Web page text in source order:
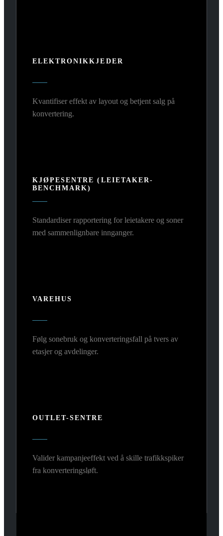
ELEKTRONIKKJEDER
Kvantifiser effekt av layout og betjent salg på
konvertering.
KJØPESENTRE (LEIETAKER-
BENCHMARK)
Standardiser rapportering for leietakere og soner
med sammenlignbare innganger.
VAREHUS
Følg sonebruk og konverteringsfall på tvers av
etasjer og avdelinger.
OUTLET-SENTRE
Valider kampanjeeffekt ved å skille trafikkspiker
fra konverteringsløft.